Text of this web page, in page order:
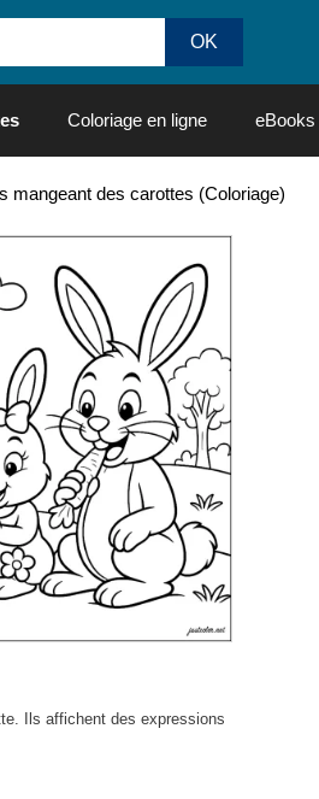
Coloriage en ligne eBooks
mangeant des carottes (Coloriage)
Ils affichent des expressions